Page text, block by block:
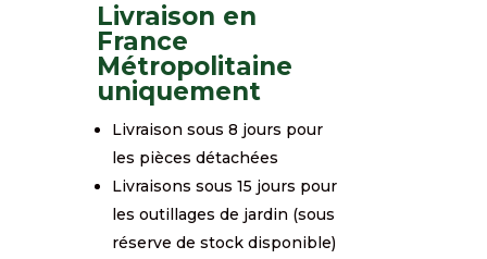
Livraison en
France
Métropolitaine
uniquement
Livraison sous 8 jours pour
les pièces détachées
Livraisons sous 15 jours pour
les outillages de jardin (sous
réserve de stock disponible)